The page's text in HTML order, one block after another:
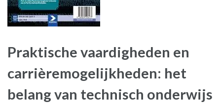
Praktische vaardigheden en
carrièremogelijkheden: het
belang van technisch onderwijs